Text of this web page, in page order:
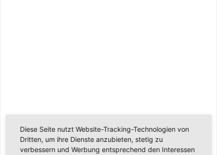
Diese Seite nutzt Website-Tracking-Technologien von
Dritten, um ihre Dienste anzubieten, stetig zu
verbessern und Werbung entsprechend den Interessen